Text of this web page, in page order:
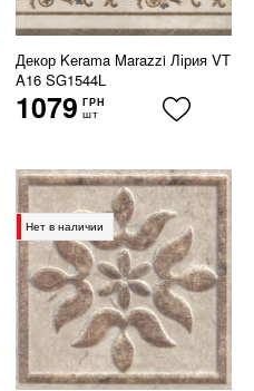
Декор Kerama Marazzi Лірия VT
A16 SG1544L
1079 ГРН
шт
Нет в наличии